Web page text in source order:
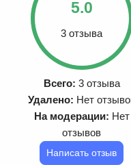
5.0
3 отзыва
Всего: 3 отзыва
Удалено: Нет
На модерации: Нет
отзывов
Написать отзыв